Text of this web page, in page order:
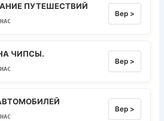
ПУТЕШЕСТВИЙ
Вер >
ЧИПСЫ.
Вер >
Вер >